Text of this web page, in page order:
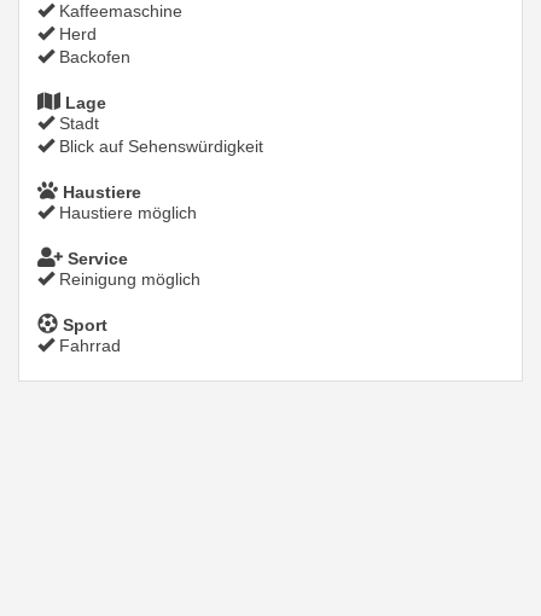
Kaffeemaschine
Herd
Backofen
Lage
Stadt
Blick auf Sehenswürdigkeit
Haustiere
Haustiere möglich
Service
Reinigung möglich
Sport
Fahrrad